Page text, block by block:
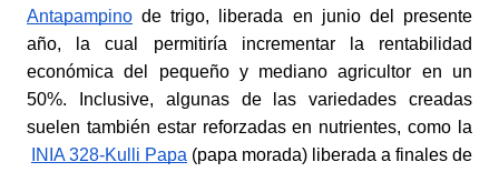
Antapampino de trigo, liberada en junio del presente
año, la cual permitiría incrementar la rentabilidad
económica del pequeño y mediano agricultor en un
50%. Inclusive, algunas de las variedades creadas
suelen también estar reforzadas en nutrientes, como la
INIA 328-Kulli Papa (papa morada) liberada a finales de